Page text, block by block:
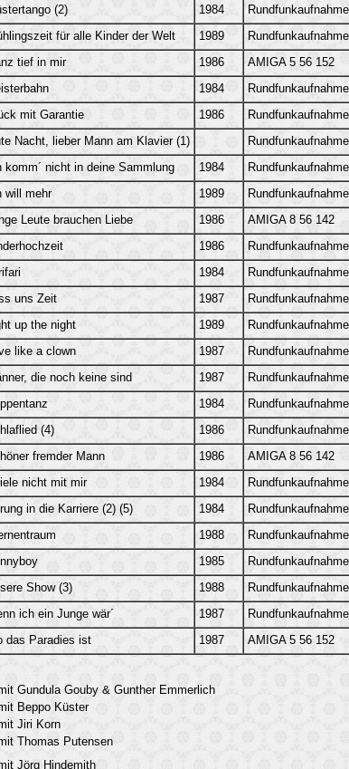
(2) 1984 Rundfunkaufnahme
für alle Kinder der Welt 1989 Rundfunkaufnahme
tief in mir 1986 AMIGA 5 56 152
1984 Rundfunkaufnahme
mit Garantie 1986 Rundfunkaufnahme
Nacht, lieber Mann am Klavier (1) Rundfunkaufnahme
komm´ nicht in deine Sammlung 1984 Rundfunkaufnahme
will mehr 1989 Rundfunkaufnahme
Leute brauchen Liebe 1986 AMIGA 8 56 142
1986 Rundfunkaufnahme
1984 Rundfunkaufnahme
uns Zeit 1987 Rundfunkaufnahme
up the night 1989 Rundfunkaufnahme
like a clown 1987 Rundfunkaufnahme
die noch keine sind 1987 Rundfunkaufnahme
1984 Rundfunkaufnahme
(4) 1986 Rundfunkaufnahme
fremder Mann 1986 AMIGA 8 56 142
nicht mit mir 1984 Rundfunkaufnahme
in die Karriere (2) (5) 1984 Rundfunkaufnahme
1988 Rundfunkaufnahme
1985 Rundfunkaufnahme
Show (3) 1988 Rundfunkaufnahme
ich ein Junge wär´ 1987 Rundfunkaufnahme
das Paradies ist 1987 AMIGA 5 56 152
Gundula Gouby & Gunther Emmerlich
Beppo Küster
Jiri Korn
Thomas Putensen
Jörg Hindemith